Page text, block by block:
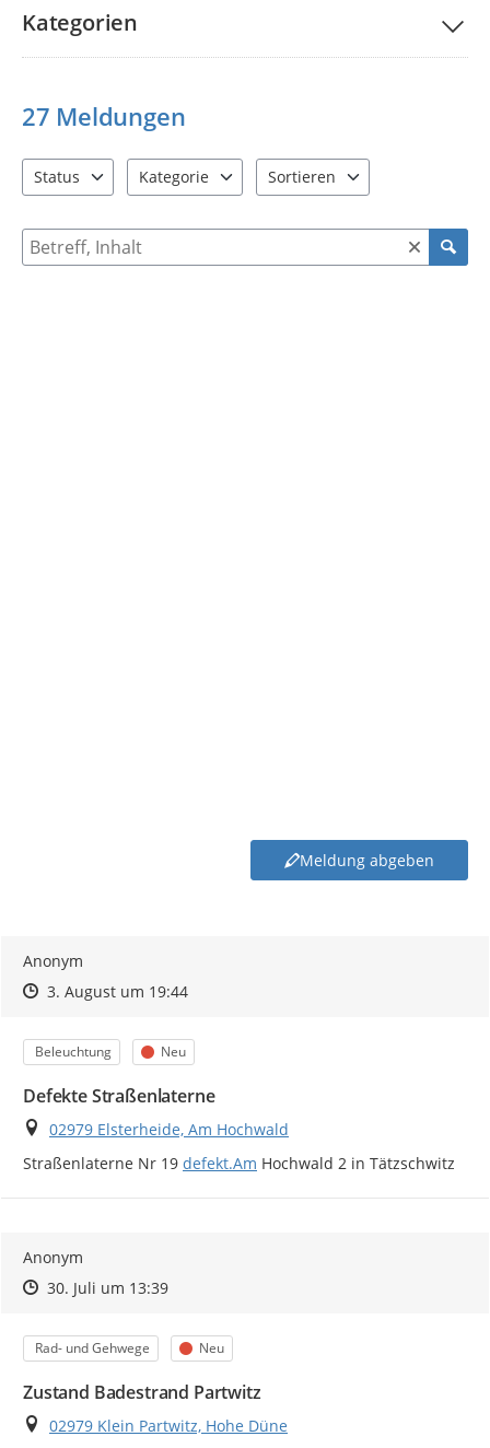
Hinweis: Bitte beachten Sie, dass keine automatische
Rückmeldung zu einer Meldung erfolgt.
Kategorien
27 Meldungen
Status
Kategorie
Sortieren
Suche nach Meldungen und Kommentaren
Meldung abgeben
Anonym
Zeitpunkt des Erstellens
Zeitpunkt des Erstellens
3. August um 19:44Zur Äußerung
Kategorie
Beleuchtung Status
Neu
Defekte Straßenlaterne
Ort
02979 Elsterheide, Am Hochwald
Straßenlaterne Nr 19 http://
defekt.Am Hochwald 2 in Tätzschwitz
Anonym
Zeitpunkt des Erstellens
Zeitpunkt des Erstellens
30. Juli um 13:39Zur Äußerung
Kategorie
Rad- und Gehwege Status
Neu
Zustand Badestrand Partwitz
Ort
02979 Klein Partwitz, Hohe Düne